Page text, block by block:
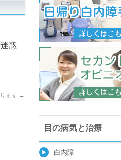
惑
ます →
目の病気と治療
白内障